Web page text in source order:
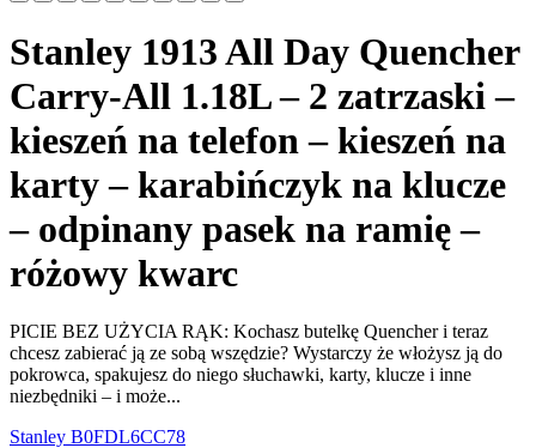
Stanley 1913 All Day Quencher
Carry-All 1.18L – 2 zatrzaski –
kieszeń na telefon – kieszeń na
karty – karabińczyk na klucze
– odpinany pasek na ramię –
różowy kwarc
PICIE BEZ UŻYCIA RĄK: Kochasz butelkę Quencher i teraz
chcesz zabierać ją ze sobą wszędzie? Wystarczy że włożysz ją do
pokrowca, spakujesz do niego słuchawki, karty, klucze i inne
niezbędniki – i może...
Stanley B0FDL6CC78